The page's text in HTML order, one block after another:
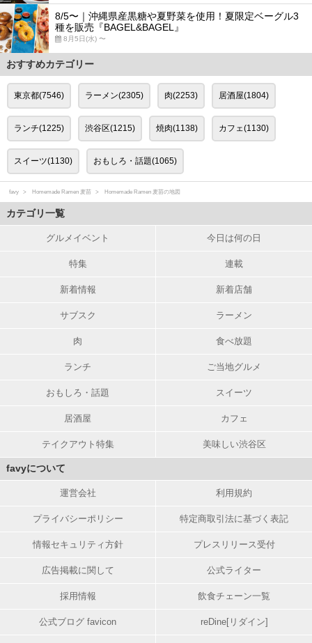
8/5〜｜沖縄県産黒糖や夏野菜を使用！夏限定ベーグル3
種を販売『BAGEL&BAGEL』
8月5日(水) 〜
おすすめカテゴリー
東京都(7546) ラーメン(2305) 肉(2253) 居酒屋(1804)
ランチ(1225) 渋谷区(1215) 焼肉(1138) カフェ(1130)
スイーツ(1130) おもしろ・話題(1065)
favy Homemade Ramen 麦苗 Homemade Ramen 麦苗の地図
カテゴリ一覧
グルメイベント 今日は何の日
特集 連載
新着情報 新着店舗
サブスク ラーメン
肉 食べ放題
ランチ ご当地グルメ
おもしろ・話題 スイーツ
居酒屋 カフェ
テイクアウト特集 美味しい渋谷区
favyについて
運営会社 利用規約
プライバシーポリシー 特定商取引法に基づく表記
情報セキュリティ方針 プレスリリース受付
広告掲載に関して 公式ライター
採用情報 飲食チェーン一覧
公式ブログ favicon reDine[リダイン]